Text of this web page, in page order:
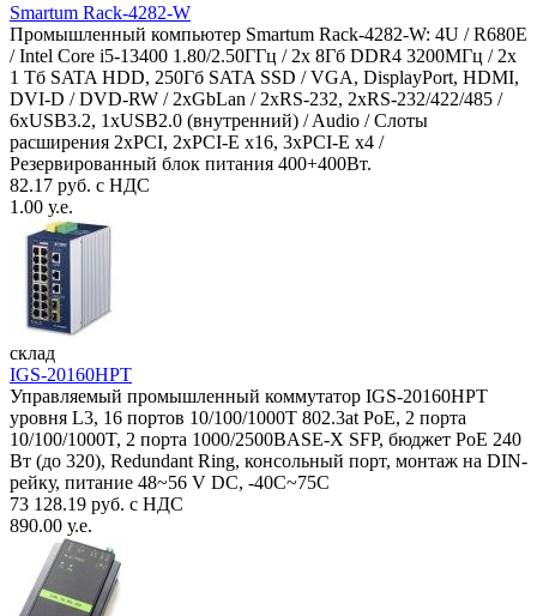
Smartum Rack-4282-W
Промышленный компьютер Smartum Rack-4282-W: 4U / R680E
/ Intel Core i5-13400 1.80/2.50ГГц / 2x 8Гб DDR4 3200МГц / 2x
1 Тб SATA HDD, 250Гб SATA SSD / VGA, DisplayPort, HDMI,
DVI-D / DVD-RW / 2xGbLan / 2xRS-232, 2xRS-232/422/485 /
6xUSB3.2, 1xUSB2.0 (внутренний) / Audio / Слоты
расширения 2xPCI, 2xPCI-E x16, 3xPCI-E x4 /
Резервированный блок питания 400+400Вт.
82.17 руб. с НДС
1.00 у.е.
склад
IGS-20160HPT
Управляемый промышленный коммутатор IGS-20160HPT
уровня L3, 16 портов 10/100/1000T 802.3at PoE, 2 порта
10/100/1000T, 2 порта 1000/2500BASE-X SFP, бюджет PoE 240
Вт (до 320), Redundant Ring, консольный порт, монтаж на DIN-
рейку, питание 48~56 V DC, -40С~75C
73 128.19 руб. с НДС
890.00 у.е.